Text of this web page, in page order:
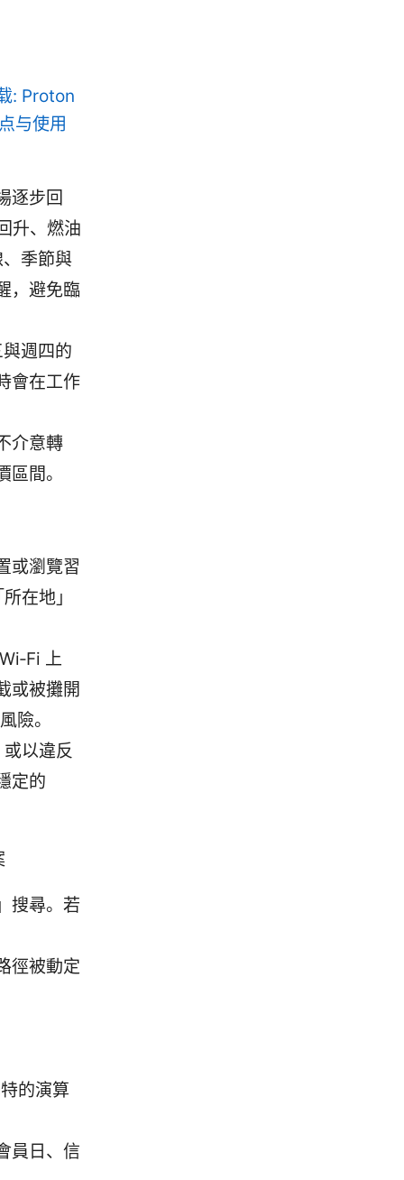
: Proton
与使用
逐步回
升、燃油
季節與
，避免臨
週四的
會在工作
介意轉
間。
或瀏覽習
在地」
上
或被攤開
險。
以違反
定的
搜尋。若
徑被動定
的演算
員日、信